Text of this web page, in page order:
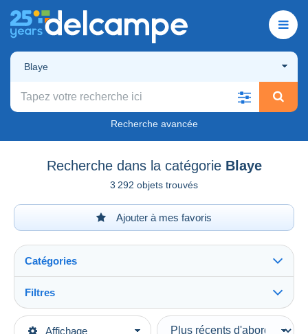
Blaye
Recherche avancée
Recherche dans la catégorie Blaye
3 292 objets trouvés
Ajouter à mes favoris
Affichage
Catégories
Filtres
Types de vente